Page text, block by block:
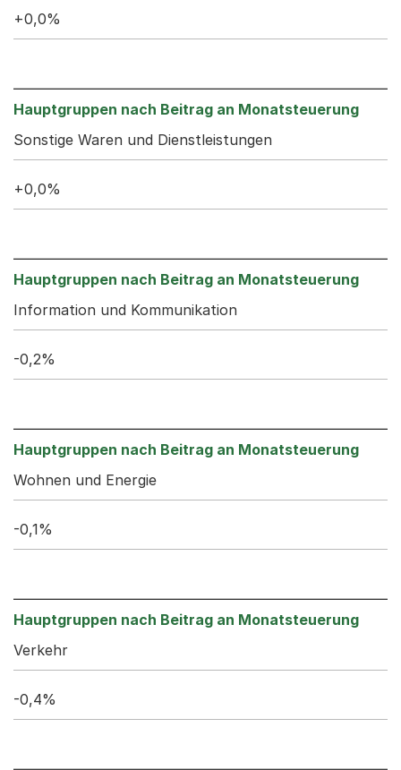
+0,0%
Sonstige Waren und Dienstleistungen
+0,0%
Information und Kommunikation
-0,2%
Wohnen und Energie
-0,1%
Verkehr
-0,4%